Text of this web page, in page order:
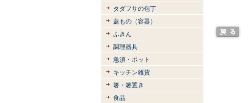
タダフサの包丁
蓋もの（容器）
ふきん
調理器具
急須・ポット
キッチン雑貨
箸・箸置き
食品